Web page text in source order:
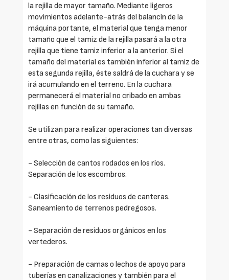
la rejilla de mayor tamaño. Mediante ligeros
movimientos adelante-atrás del balancín de la
máquina portante, el material que tenga menor
tamaño que el tamiz de la rejilla pasará a la otra
rejilla que tiene tamiz inferior a la anterior. Si el
tamaño del material es también inferior al tamiz de
esta segunda rejilla, éste saldrá de la cuchara y se
irá acumulando en el terreno. En la cuchara
permanecerá el material no cribado en ambas
rejillas en función de su tamaño.
Se utilizan para realizar operaciones tan diversas
entre otras, como las siguientes:
- Selección de cantos rodados en los ríos.
Separación de los escombros.
- Clasificación de los residuos de canteras.
Saneamiento de terrenos pedregosos.
- Separación de residuos orgánicos en los
vertederos.
- Preparación de camas o lechos de apoyo para
tuberías en canalizaciones y también para el